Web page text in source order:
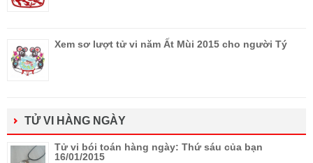
Xem sơ lượt tử vi năm Ất Mùi 2015 cho người Tý
TỬ VI HÀNG NGÀY
Tử vi bói toán hàng ngày: Thứ sáu của bạn
16/01/2015